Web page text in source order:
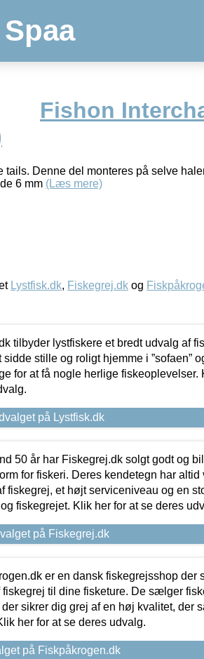
Spaa
Fishon
Denne del monteres på selve
6 mm (Læs mere)
Lystfisk.dk, Fiskegrej.dk og
tilbyder lystfiskere et bredt udvalg af
sidde stille og roligt hjemme i ”sofaen”
for at få nogle herlige fiskeoplevelser.
på Lystfisk.dk
50 år har Fiskegrej.dk solgt godt og
for fiskeri. Deres kendetegn har
fiskegrej, et højt serviceniveau og en
fiskegrejet. Klik her for at se deres
på Fiskegrej.dk
er en dansk fiskegrejsshop der
fiskegrej til dine fisketure. De sælger
sikrer dig grej af en høj kvalitet, der
her for at se deres udvalg.
på Fiskpåkrogen.dk